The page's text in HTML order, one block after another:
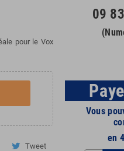
pour le Vox
Tweet
09
Vous
en